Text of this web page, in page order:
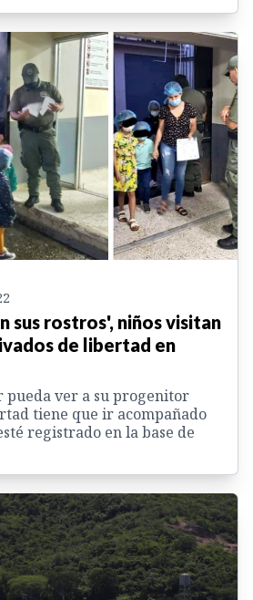
sus rostros', niños visitan
de libertad en
pueda ver a su progenitor
tiene que ir acompañado
registrado en la base de